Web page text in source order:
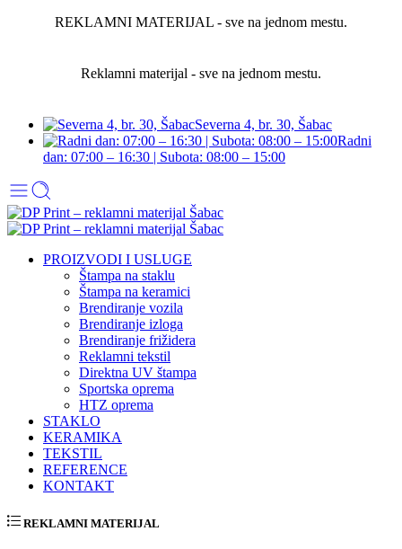
REKLAMNI MATERIJAL - sve na jednom mestu.
Reklamni materijal - sve na jednom mestu.
Severna 4, br. 30, Šabac
Radni
dan: 07:00 – 16:30 | Subota: 08:00 – 15:00
PROIZVODI I USLUGE
Štampa na staklu
Štampa na keramici
Brendiranje vozila
Brendiranje izloga
Brendiranje frižidera
Reklamni tekstil
Direktna UV štampa
Sportska oprema
HTZ oprema
STAKLO
KERAMIKA
TEKSTIL
REFERENCE
KONTAKT
REKLAMNI MATERIJAL